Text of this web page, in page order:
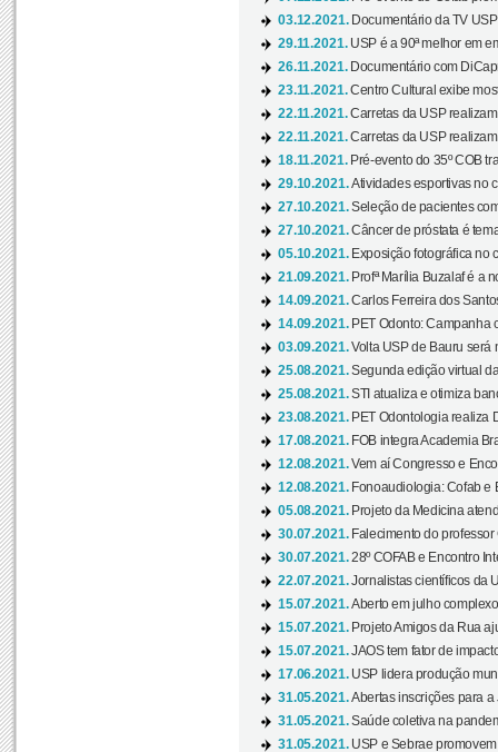
03.12.2021. Documentário da TV
29.11.2021. USP é a 90ª melhor em
26.11.2021. Documentário com
23.11.2021.Centro Cultural exibe
22.11.2021.Carretas da USP
22.11.2021.Carretas da USP
18.11.2021. Pré-evento do 35º COB
29.10.2021.Atividades esportivas no
27.10.2021.Seleção de pacientes
27.10.2021.Câncer de próstata é
05.10.2021. Exposição fotográfica no
21.09.2021. Profª Marília Buzalaf é a
14.09.2021.Carlos Ferreira dos
14.09.2021. PET Odonto: Campanha
03.09.2021.Volta USP de Bauru será
25.08.2021.Segunda edição virtual
25.08.2021.STI atualiza e otimiza
23.08.2021. PET Odontologia realiza
17.08.2021. FOB integra Academia
12.08.2021.Vem aí Congresso e
12.08.2021. Fonoaudiologia: Cofab e
05.08.2021. Projeto da Medicina
30.07.2021. Falecimento do
30.07.2021.28º COFAB e Encontro
22.07.2021.Jornalistas científicos da
15.07.2021.Aberto em julho
15.07.2021. Projeto Amigos da Rua
15.07.2021.JAOS tem fator de
17.06.2021. USP lidera produção
31.05.2021.Abertas inscrições para
31.05.2021.Saúde coletiva na
31.05.2021. USP e Sebrae